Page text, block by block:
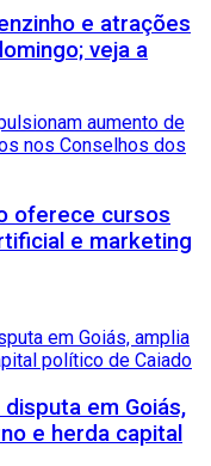
e atrações
veja a
oferece cursos
e marketing
em Goiás,
e herda capital